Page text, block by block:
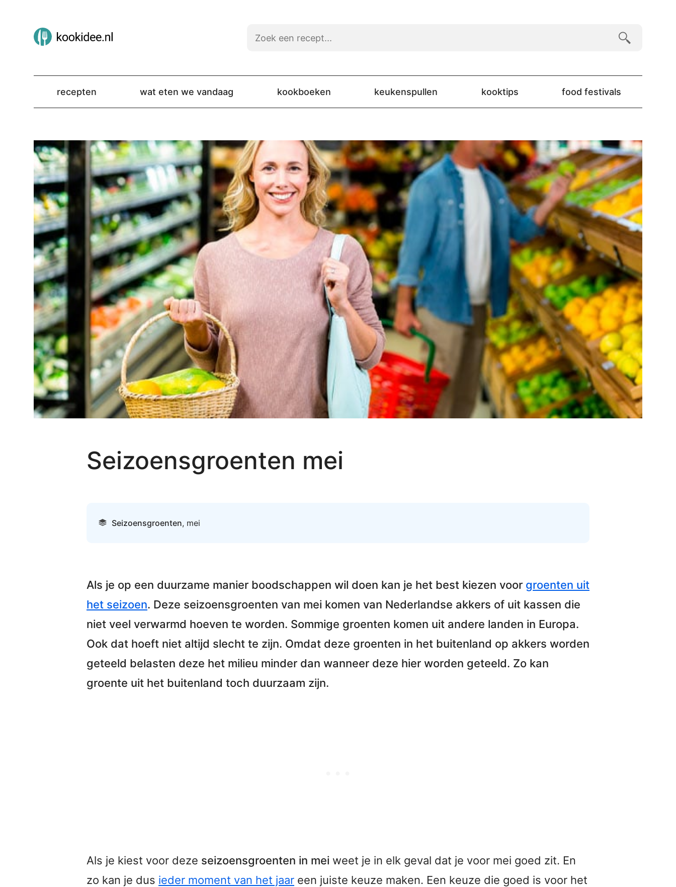
recepten wat eten we vandaag kookboeken keukenspullen kooktips food festivals
Seizoensgroenten mei
Seizoensgroenten, mei
Als je op een duurzame manier boodschappen wil doen kan je het best kiezen voor groenten uit
het seizoen. Deze seizoensgroenten van mei komen van Nederlandse akkers of uit kassen die
niet veel verwarmd hoeven te worden. Sommige groenten komen uit andere landen in Europa.
Ook dat hoeft niet altijd slecht te zijn. Omdat deze groenten in het buitenland op akkers worden
geteeld belasten deze het milieu minder dan wanneer deze hier worden geteeld. Zo kan
groente uit het buitenland toch duurzaam zijn.
Als je kiest voor deze seizoensgroenten in mei weet je in elk geval dat je voor mei goed zit. En
zo kan je dus ieder moment van het jaar een juiste keuze maken. Een keuze die goed is voor het